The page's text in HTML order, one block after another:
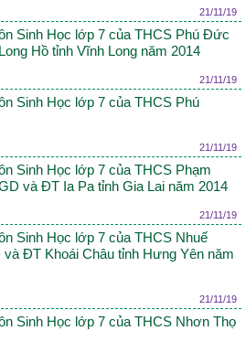
21/11/19
Sinh Học lớp 7 của THCS Phú Đức
Hồ tỉnh Vĩnh Long năm 2014
21/11/19
Sinh Học lớp 7 của THCS Phú
21/11/19
Sinh Học lớp 7 của THCS Phạm
và ĐT Ia Pa tỉnh Gia Lai năm 2014
21/11/19
Sinh Học lớp 7 của THCS Nhuế
ĐT Khoái Châu tỉnh Hưng Yên năm
21/11/19
Sinh Học lớp 7 của THCS Nhơn Thọ